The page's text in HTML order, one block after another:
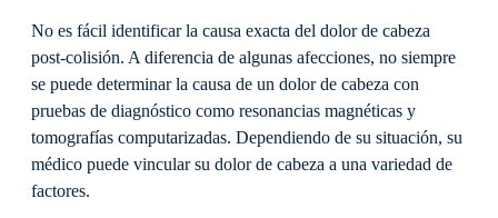
No es fácil identificar la causa exacta del dolor de cabeza
post-colisión. A diferencia de algunas afecciones, no siempre
se puede determinar la causa de un dolor de cabeza con
pruebas de diagnóstico como resonancias magnéticas y
tomografías computarizadas. Dependiendo de su situación, su
médico puede vincular su dolor de cabeza a una variedad de
factores.